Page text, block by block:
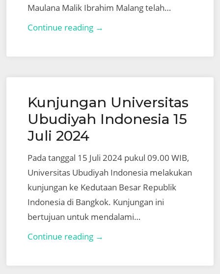
Maulana Malik Ibrahim Malang telah…
Continue reading →
UNIVERSITAS
MAULANA
MALIK
Kunjungan Universitas
Ubudiyah Indonesia 15
Juli 2024
Pada tanggal 15 Juli 2024 pukul 09.00 WIB,
Universitas Ubudiyah Indonesia melakukan
kunjungan ke Kedutaan Besar Republik
Indonesia di Bangkok. Kunjungan ini
bertujuan untuk mendalami…
Continue reading →
Ubudiyah